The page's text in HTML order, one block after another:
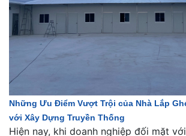
Những Ưu Điểm Vượt Trội của Nhà Lắp
với Xây Dựng Truyền Thống
Hiện nay, khi doanh nghiệp đối mặt